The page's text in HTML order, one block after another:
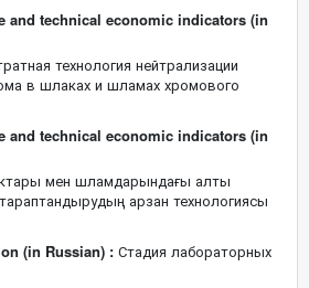
and technical economic indicators (in
технология нейтрализации
в шлаках и шламах хромового
and technical economic indicators (in
мен шламдарындағы алты
арзан технологиясы
(in Russian) : Стадия лабораторных